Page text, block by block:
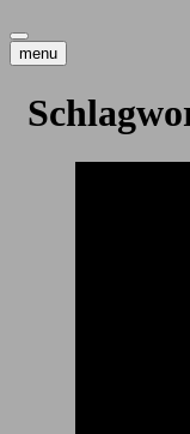
menu